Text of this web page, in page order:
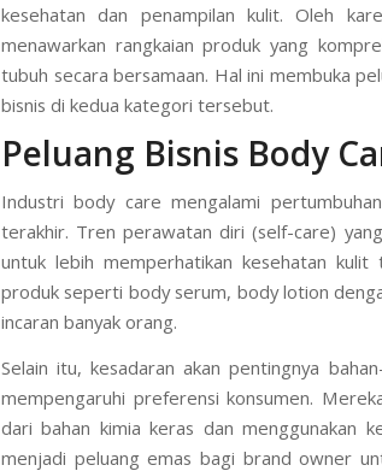
kesehatan dan penampilan kulit. Oleh
menawarkan rangkaian produk yang
tubuh secara bersamaan. Hal ini membuka
bisnis di kedua kategori tersebut.
Peluang Bisnis Body
Industri body care mengalami
terakhir. Tren perawatan diri (self-care)
untuk lebih memperhatikan kesehatan
produk seperti body serum, body lotion
incaran banyak orang.
Selain itu, kesadaran akan pentingnya
mempengaruhi preferensi konsumen.
dari bahan kimia keras dan menggunakan
menjadi peluang emas bagi brand owner